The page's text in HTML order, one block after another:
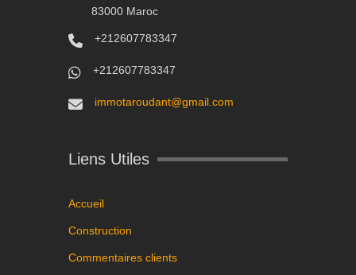
83000 Maroc
+212607783347
+212607783347
immotaroudant@gmail.com
Liens Utiles
Accueil
Construction
Commentaires clients